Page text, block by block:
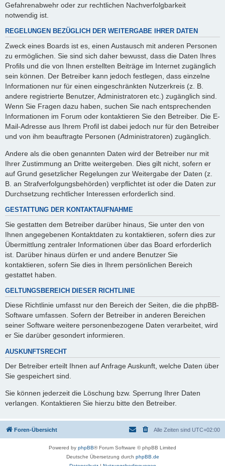
Gefahrenabwehr oder zur rechtlichen Nachverfolgbarkeit
notwendig ist.
REGELUNGEN BEZÜGLICH DER WEITERGABE IHRER DATEN
Zweck eines Boards ist es, einen Austausch mit anderen Personen
zu ermöglichen. Sie sind sich daher bewusst, dass die Daten Ihres
Profils und die von Ihnen erstellten Beiträge im Internet zugänglich
sein können. Der Betreiber kann jedoch festlegen, dass einzelne
Informationen nur für einen eingeschränkten Nutzerkreis (z. B.
andere registrierte Benutzer, Administratoren etc.) zugänglich sind.
Wenn Sie Fragen dazu haben, suchen Sie nach entsprechenden
Informationen im Forum oder kontaktieren Sie den Betreiber. Die E-
Mail-Adresse aus Ihrem Profil ist dabei jedoch nur für den Betreiber
und von ihm beauftragte Personen (Administratoren) zugänglich.
Andere als die oben genannten Daten wird der Betreiber nur mit
Ihrer Zustimmung an Dritte weitergeben. Dies gilt nicht, sofern er
auf Grund gesetzlicher Regelungen zur Weitergabe der Daten (z.
B. an Strafverfolgungsbehörden) verpflichtet ist oder die Daten zur
Durchsetzung rechtlicher Interessen erforderlich sind.
GESTATTUNG DER KONTAKTAUFNAHME
Sie gestatten dem Betreiber darüber hinaus, Sie unter den von
Ihnen angegebenen Kontaktdaten zu kontaktieren, sofern dies zur
Übermittlung zentraler Informationen über das Board erforderlich
ist. Darüber hinaus dürfen er und andere Benutzer Sie
kontaktieren, sofern Sie dies in Ihrem persönlichen Bereich
gestattet haben.
GELTUNGSBEREICH DIESER RICHTLINIE
Diese Richtlinie umfasst nur den Bereich der Seiten, die die phpBB-
Software umfassen. Sofern der Betreiber in anderen Bereichen
seiner Software weitere personenbezogene Daten verarbeitet, wird
er Sie darüber gesondert informieren.
AUSKUNFTSRECHT
Der Betreiber erteilt Ihnen auf Anfrage Auskunft, welche Daten über
Sie gespeichert sind.
Sie können jederzeit die Löschung bzw. Sperrung Ihrer Daten
verlangen. Kontaktieren Sie hierzu bitte den Betreiber.
Foren-Übersicht Alle Zeiten sind UTC+02:00
Powered by phpBB® Forum Software © phpBB Limited
Deutsche Übersetzung durch phpBB.de